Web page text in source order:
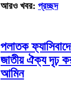
আরও খবর: প্রচ্ছদ
পলাতক
জাতীয় ঐক্য দৃঢ়
আমিন